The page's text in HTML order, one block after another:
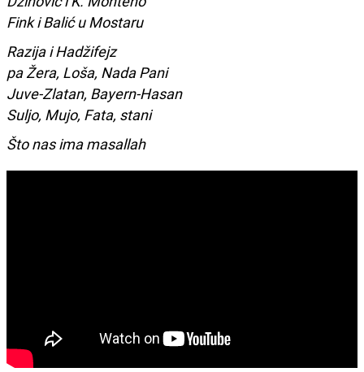
Fink i Balić u Mostaru
Razija i Hadžifejz
pa Žera, Loša, Nada Pani
Juve-Zlatan, Bayern-Hasan
Suljo, Mujo, Fata, stani
Što nas ima masallah